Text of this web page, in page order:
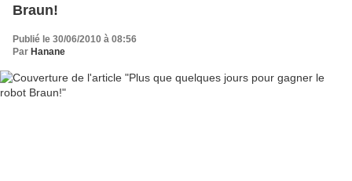
Braun!
Publié le 30/06/2010 à 08:56
Par Hanane